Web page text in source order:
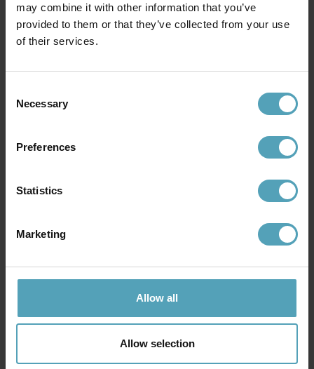
may combine it with other information that you’ve
provided to them or that they’ve collected from your use
of their services.
Selection
Necessary
Preferences
Statistics
Marketing
Allow all
Allow selection
SUPERLIVING
Dynamo 1 golvlampa
SUPERLIVING
Dynamo 1 golvlampa
PRISMATCH
Dynamo 1 golvlampa
Rek. 1 999 kr